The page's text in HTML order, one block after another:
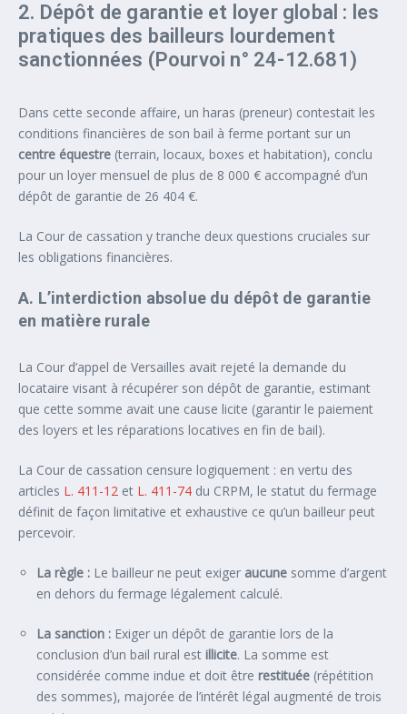
2. Dépôt de garantie et loyer global : les
pratiques des bailleurs lourdement
sanctionnées (Pourvoi n° 24-12.681)
Dans cette seconde affaire, un haras (preneur) contestait les
conditions financières de son bail à ferme portant sur un
centre équestre (terrain, locaux, boxes et habitation), conclu
pour un loyer mensuel de plus de 8 000 € accompagné d’un
dépôt de garantie de 26 404 €.
La Cour de cassation y tranche deux questions cruciales sur
les obligations financières.
A. L’interdiction absolue du dépôt de garantie
en matière rurale
La Cour d’appel de Versailles avait rejeté la demande du
locataire visant à récupérer son dépôt de garantie, estimant
que cette somme avait une cause licite (garantir le paiement
des loyers et les réparations locatives en fin de bail).
La Cour de cassation censure logiquement : en vertu des
articles L. 411-12 et L. 411-74 du CRPM, le statut du fermage
définit de façon limitative et exhaustive ce qu’un bailleur peut
percevoir.
La règle : Le bailleur ne peut exiger aucune somme d’argent
en dehors du fermage légalement calculé.
La sanction : Exiger un dépôt de garantie lors de la
conclusion d’un bail rural est illicite. La somme est
considérée comme indue et doit être restituée (répétition
des sommes), majorée de l’intérêt légal augmenté de trois